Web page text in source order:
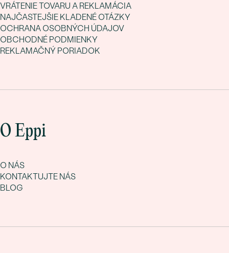
VRÁTENIE TOVARU A REKLAMÁCIA
NAJČASTEJŠIE KLADENÉ OTÁZKY
OCHRANA OSOBNÝCH ÚDAJOV
OBCHODNÉ PODMIENKY
REKLAMAČNÝ PORIADOK
O Eppi
O NÁS
KONTAKTUJTE NÁS
BLOG